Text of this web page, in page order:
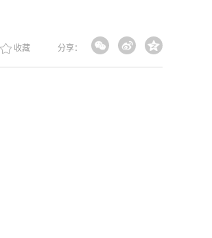
分享：
收藏